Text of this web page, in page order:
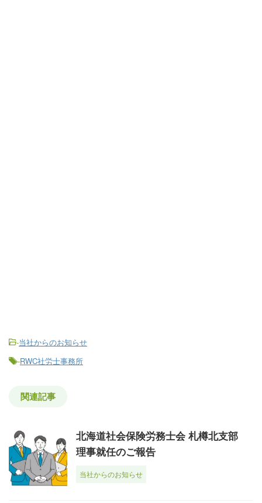
-当社からのお知らせ
-RWC社労士事務所
関連記事
北海道社会保険労務士会 札樽北支部
理事就任のご報告
当社からのお知らせ